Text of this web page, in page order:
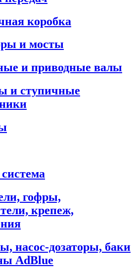
коробка
и мосты
и приводные валы
и ступичные
гофры,
крепеж,
насос-дозаторы, баки
AdBlue